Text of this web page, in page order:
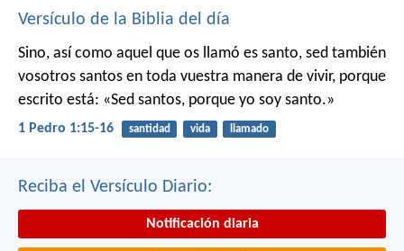
Versículo de la Biblia del día
Sino, así como aquel que os llamó es santo, sed también
vosotros santos en toda vuestra manera de vivir, porque
escrito está: «Sed santos, porque yo soy santo.»
1 Pedro 1:15-16 santidad vida llamado
Reciba el Versículo Diario:
Notificación diaria